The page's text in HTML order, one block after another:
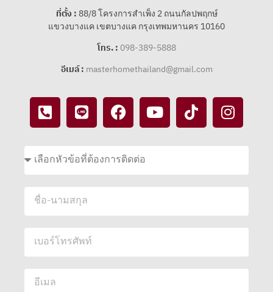
ที่ตั้ง : 88/8 โครงการสําเพ็ง 2 ถนนกัลปพฤกษ์
แขวงบางแค เขตบางแค กรุงเทพมหานคร 10160
โทร. : 098-389-5888
อีเมล์ : masterhomethailand@gmail.com